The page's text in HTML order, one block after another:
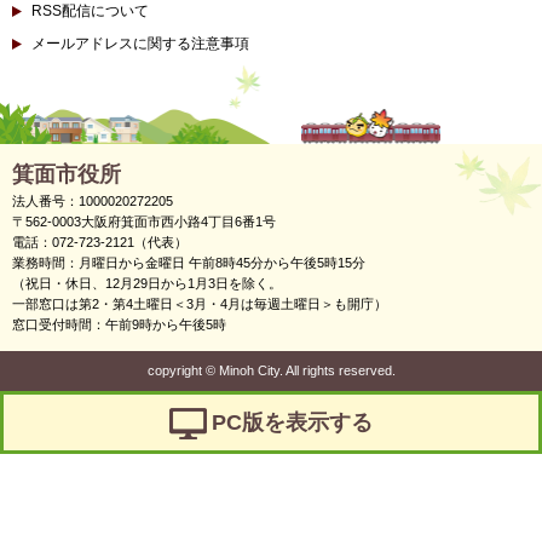
RSS配信について
メールアドレスに関する注意事項
箕面市役所
法人番号：1000020272205
〒562-0003大阪府箕面市西小路4丁目6番1号
電話：072-723-2121（代表）
業務時間：月曜日から金曜日 午前8時45分から午後5時15分
（祝日・休日、12月29日から1月3日を除く。
一部窓口は第2・第4土曜日＜3月・4月は毎週土曜日＞も開庁）
窓口受付時間：午前9時から午後5時
copyright ©Minoh City. All rights reserved.
PC版を表示する